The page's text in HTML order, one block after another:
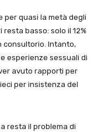
per quasi la metà degli
basso: solo il 12%
consultorio. Intanto,
esperienze sessuali di
avuto rapporti per
per insistenza del
resta il problema di